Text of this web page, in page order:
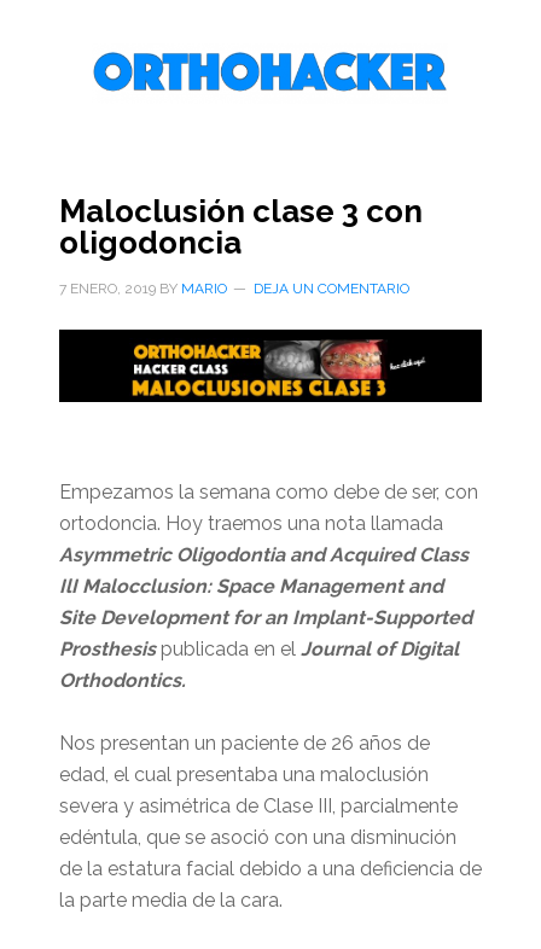
Maloclusión clase 3 con
oligodoncia
7 ENERO, 2019BY MARIO DEJA UN COMENTARIO
Empezamos la semana como debe de ser, con
ortodoncia. Hoy traemos una nota llamada
Asymmetric Oligodontia and Acquired Class
IlI Malocclusion: Space Management and
Site Development for an Implant-Supported
Prosthesispublicada en el Journal of Digital
Orthodontics.
Nos presentan un paciente de 26 años de
edad, el cual presentaba una maloclusión
severa y asimétrica de Clase III, parcialmente
edéntula, que se asoció con una disminución
de la estatura facial debido a una deficiencia de
la parte media de la cara.